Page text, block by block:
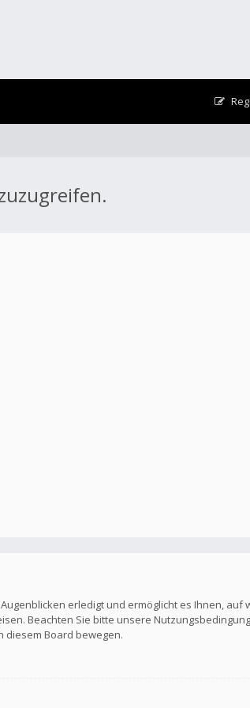
erledigt und ermöglicht es Ihnen, auf
Beachten Sie bitte unsere
diesem Board bewegen.